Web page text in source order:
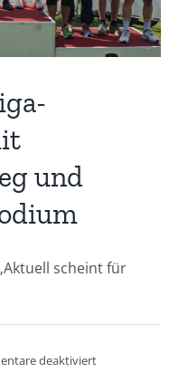
und
scheint für
deaktiviertfür